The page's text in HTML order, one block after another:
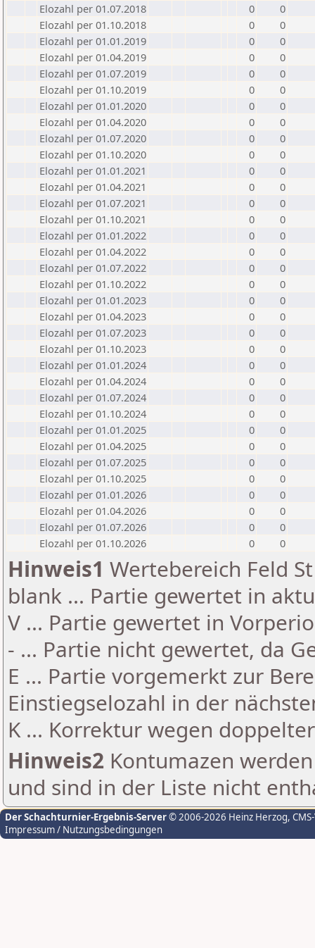
Elozahl per 01.07.2018
0
0
Elozahl per 01.10.2018
0
0
Elozahl per 01.01.2019
0
0
Elozahl per 01.04.2019
0
0
Elozahl per 01.07.2019
0
0
Elozahl per 01.10.2019
0
0
Elozahl per 01.01.2020
0
0
Elozahl per 01.04.2020
0
0
Elozahl per 01.07.2020
0
0
Elozahl per 01.10.2020
0
0
Elozahl per 01.01.2021
0
0
Elozahl per 01.04.2021
0
0
Elozahl per 01.07.2021
0
0
Elozahl per 01.10.2021
0
0
Elozahl per 01.01.2022
0
0
Elozahl per 01.04.2022
0
0
Elozahl per 01.07.2022
0
0
Elozahl per 01.10.2022
0
0
Elozahl per 01.01.2023
0
0
Elozahl per 01.04.2023
0
0
Elozahl per 01.07.2023
0
0
Elozahl per 01.10.2023
0
0
Elozahl per 01.01.2024
0
0
Elozahl per 01.04.2024
0
0
Elozahl per 01.07.2024
0
0
Elozahl per 01.10.2024
0
0
Elozahl per 01.01.2025
0
0
Elozahl per 01.04.2025
0
0
Elozahl per 01.07.2025
0
0
Elozahl per 01.10.2025
0
0
Elozahl per 01.01.2026
0
0
Elozahl per 01.04.2026
0
0
Elozahl per 01.07.2026
0
0
Elozahl per 01.10.2026
0 0
Hinweis1 Wertebereich Feld
blank ... Partie gewertet in
V ... Partie gewertet in
- ... Partie nicht gewertet, da
E ... Partie vorgemerkt zur
Einstiegselozahl in der
K ... Korrektur wegen
Hinweis2 Kontumazen
und sind in der Liste nicht
Der Schachturnier-Ergebnis-Server© 2006-2026 Heinz Herzog,
Impressum / Nutzungsbedingungen